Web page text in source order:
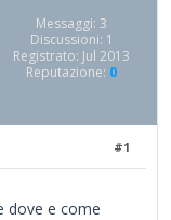
Messaggi: 3
Discussioni: 1
Registrato: Jul 2013
Reputazione: 0
#1
dove e come